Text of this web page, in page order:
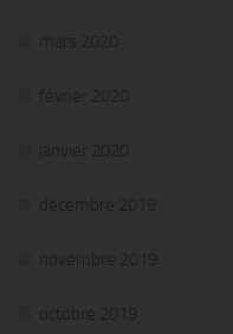
mars 2020
février 2020
janvier 2020
décembre 2019
novembre 2019
octobre 2019